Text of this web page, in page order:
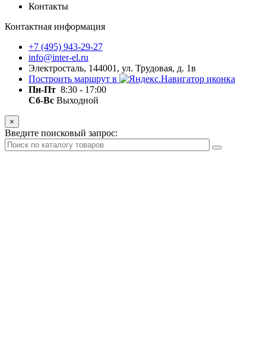
Контакты
Контактная информация
+7 (495) 943-29-27
info@inter-el.ru
Электросталь, 144001, ул. Трудовая, д. 1в
Построить маршрут в
Пн-Пт 8:30 - 17:00
Сб-Вс Выходной
×
Введите поисковый запрос: